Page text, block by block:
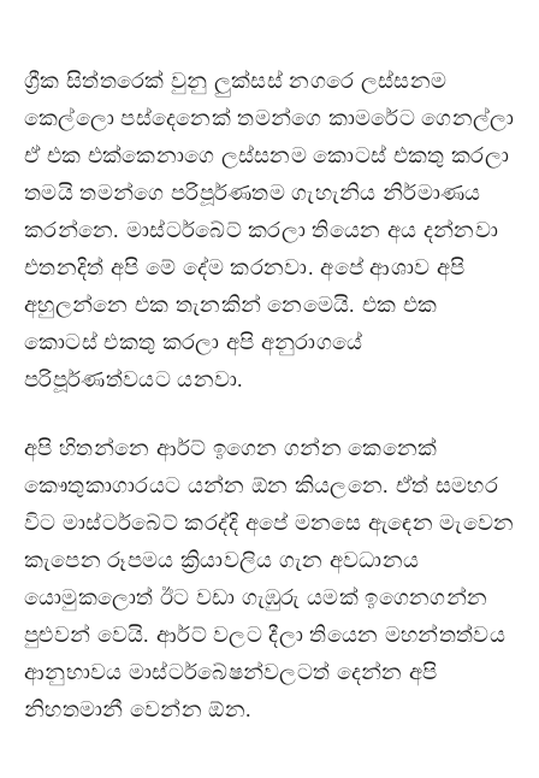
ග්‍රීක සිත්තරෙක් වුනු ලුක්සස් නගරෙ ලස්සනම
කෙල්ලො පස්දෙනෙක් තමන්ගෙ කාමරේට ගෙනල්ලා
ඒ එක එක්කෙනාගෙ ලස්සනම කොටස් එකතු කරලා
තමයි තමන්ගෙ පරිපූර්ණතම ගැහැනිය නිර්මාණය
කරන්නෙ. මාස්ටර්බේට් කරලා තියෙන අය දන්නවා
එතනදිත් අපි මේ දේම කරනවා. අපේ ආශාව අපි
අහුලන්නෙ එක තැනකින් නෙමෙයි. එක එක
කොටස් එකතු කරලා අපි අනුරාගයේ
පරිපූර්ණත්වයට යනවා.
අපි හිතන්නෙ ආර්ට් ඉගෙන ගන්න කෙනෙක්
කෞතුකාගාරයට යන්න ඕන කියලනෙ. ඒත් සමහර
විට මාස්ටර්බේට් කරද්දි අපේ මනසෙ ඇඳෙන මැවෙන
කැපෙන රූපමය ක්‍රියාවලිය ගැන අවධානය
යොමුකලොත් ඊට වඩා ගැඹුරු යමක් ඉගෙනගන්න
පුළුවන් වෙයි. ආර්ට් වලට දීලා තියෙන මහන්තත්වය
ආනුභාවය මාස්ටර්බේෂන්වලටත් දෙන්න අපි
නිහතමානී වෙන්න ඕන.